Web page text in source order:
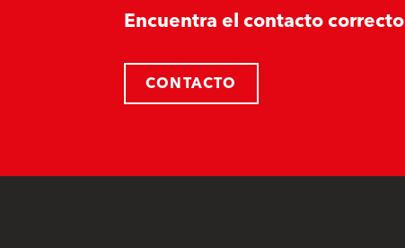
Encuentra el contacto correcto
CONTACTO